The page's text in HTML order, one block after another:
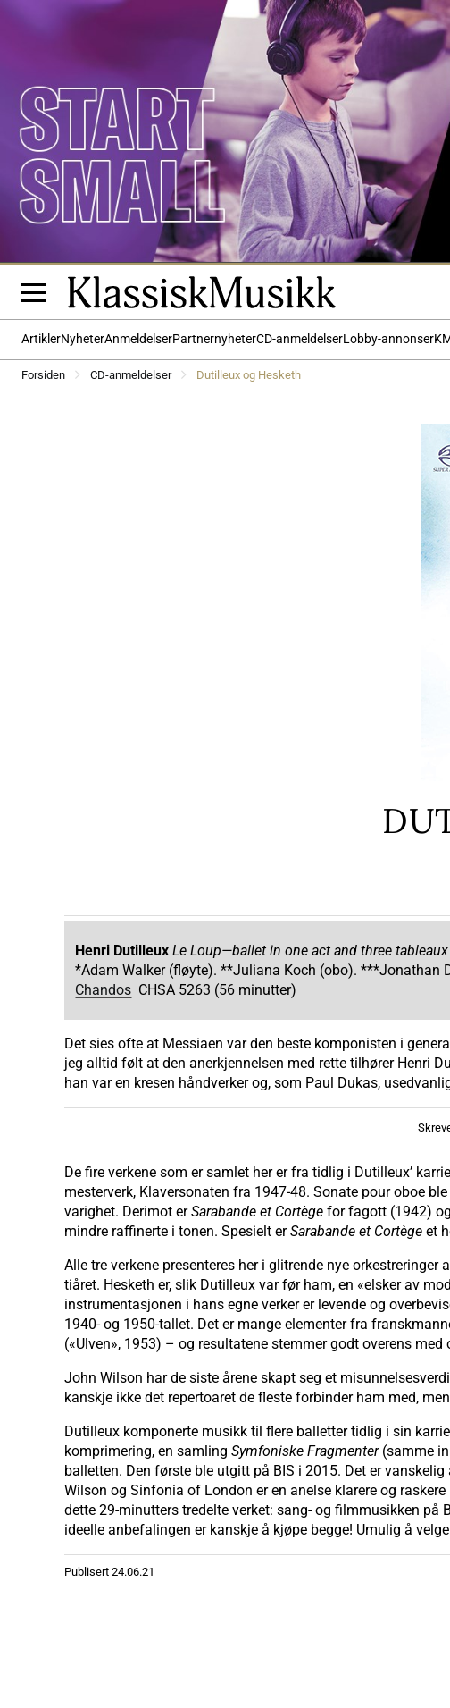
ArtiklerNyheterAnmeldelserPartnernyheterCD-anmeldelserLobby-annonser
Forsiden CD-anmeldelser Dutilleux og Hesketh
Henri Dutilleux Le Loup—ballet in one act and three tableaux
*Adam Walker (fløyte). **Juliana Koch (obo).
Chandos CHSA 5263 (56 minutter)
Det sies ofte at Messiaen var den beste komponisten i
jeg alltid følt at den anerkjennelsen med rette tilhører Henri
han var en kresen håndverker og, som Paul Dukas,
De fire verkene som er samlet her er fra tidlig i Dutilleux’
mesterverk, Klaversonaten fra 1947-48. Sonate pour oboe
varighet. Derimot erSarabande et Cortège for fagott (1942) og
mindre raffinerte i tonen. Spesielt erSarabande et Cortège et
Alle tre verkene presenteres her i glitrende nye
tiåret. Hesketh er, slik Dutilleux var før ham, en «elsker av
instrumentasjonen i hans egne verker er levende og
1940- og 1950-tallet. Det er mange elementer fra
(«Ulven», 1953) – og resultatene stemmer godt overens
John Wilson har de siste årene skapt seg et
kanskje ikke det repertoaret de fleste forbinder ham med,
Dutilleux komponerte musikk til flere balletter tidlig i sin
komprimering, en samling Symfoniske Fragmenter(samme
balletten. Den første ble utgitt på BIS i 2015. Det er
Wilson og Sinfonia of London er en anelse klarere og
dette 29-minutters tredelte verket: sang- og filmmusikken på
ideelle anbefalingen er kanskje å kjøpe begge! Umulig å
Publisert 24.06.21